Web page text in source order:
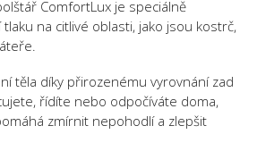
ComfortLux je speciálně
na citlivé oblasti, jako jsou kostrč,
těla díky přirozenému vyrovnání zad
řídíte nebo odpočíváte doma,
zmírnit nepohodlí a zlepšit